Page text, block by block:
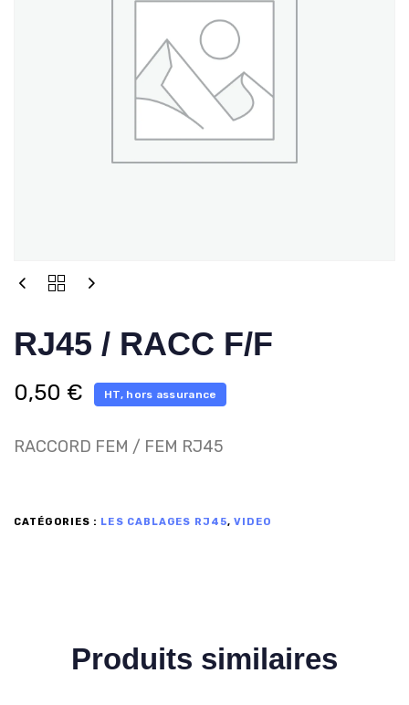
RJ45 / RACC F/F
0,50 € HT, hors assurance
RACCORD FEM / FEM RJ45
CATÉGORIES : LES CABLAGES RJ45,VIDEO
Produits similaires